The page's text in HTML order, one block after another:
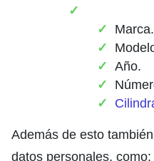
Marca.
Año.
Además de esto
datos personales, como: